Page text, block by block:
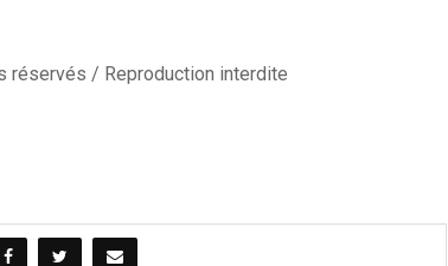
/ Reproduction interdite